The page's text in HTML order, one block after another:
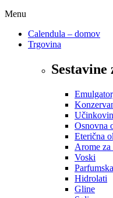
Menu
Calendula – domov
Trgovina
Osnovna
Eterična
Arome za
Voski
Hidrolati
Gline